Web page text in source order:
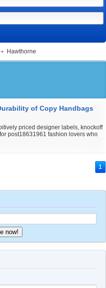
Hawthorne
of Copy Handbags
priced designer labels, knockoff
post18631961 fashion lovers who
accessories often carry a
1
now!